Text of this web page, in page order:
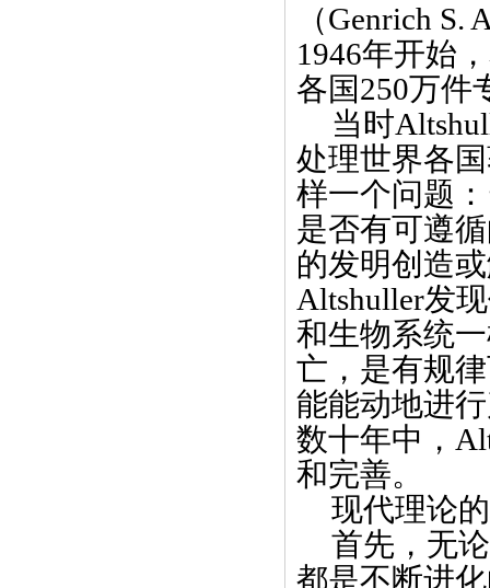
（Genrich S.
1946年开始
各国250万件
当时
处理世界各
样一个问题
是否有可遵
的发明创造
Altshuller发
和生物系统
亡，是有规
能能动地进
数十年中，
和完善。
现代理论
首先，无
都是不断进